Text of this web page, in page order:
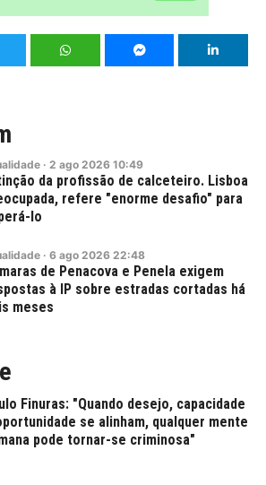
· 2 ago 2026 10:49
da profissão de calceteiro. Lisboa
refere "enorme desafio" para
lo
· 6 ago 2026 22:48
de Penacova e Penela exigem
à IP sobre estradas cortadas há
meses
Finuras: "Quando desejo, capacidade
se alinham, qualquer mente
pode tornar-se criminosa"